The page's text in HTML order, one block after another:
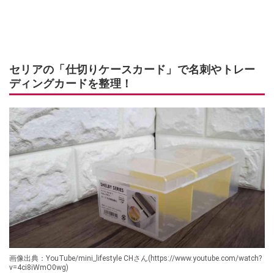
セリアの「仕切りケースカード」で名刺やトレー
ディングカードを整理！
画像出典：YouTube/mini_lifestyle CHさん(https://www.youtube.com/watch?
v=4ci8iWmO0wg)